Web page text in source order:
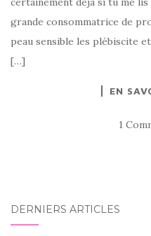
grande consommatrice de
peau sensible les plébiscite
[…]
EN
1
DERNIERS ARTICLES